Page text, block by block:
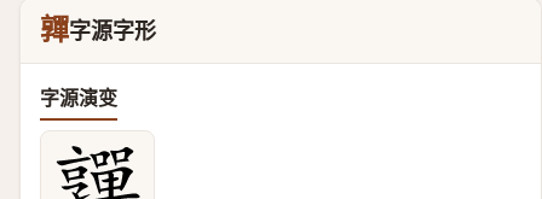
嚲字源字形
字源演变